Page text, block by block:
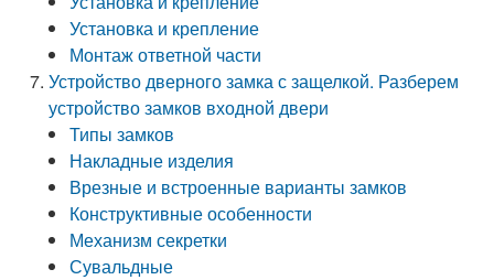
Установка и крепление
Монтаж ответной части
Устройство дверного замка с защелкой. Разберем
устройство замков входной двери
Типы замков
Накладные изделия
Врезные и встроенные варианты замков
Конструктивные особенности
Механизм секретки
Сувальдные